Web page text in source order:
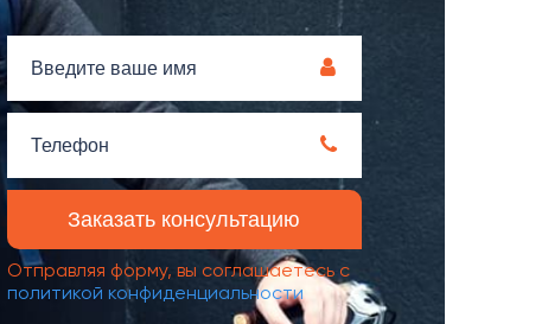
Отправляя форму, вы соглашаетесь с
политикой конфиденциальности